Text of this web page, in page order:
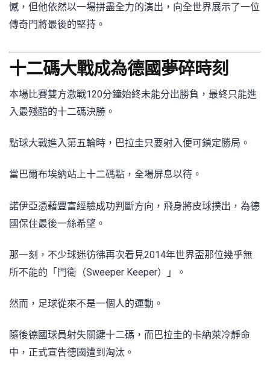
憾，但他依然以一場拼盡全力的演出，向全世界展示了一位
傳奇門將最後的堅持。
十二碼大戰成為德國夢碎時刻
本場比賽雙方激戰120分鐘始終未能分出勝負，最終只能進
入最殘酷的十二碼決勝。
點球大戰進入第五輪時，巴拉圭只要射入便可鎖定勝局。
當巴爾布埃納站上十二碼點，全場屏息以待。
諾伊亞憑藉豐富經驗成功判斷方向，飛身將皮球撲出，為德
國保住最後一絲希望。
那一刻，不少球迷彷彿再次看見2014年世界盃那位幾乎無
所不能的「門衛（Sweeper Keeper）」。
然而，足球從來不是一個人的運動。
隨後德國球員射失關鍵十二碼，而巴拉圭的卡納萊冷靜命
中，正式宣告德國遭到淘汰。